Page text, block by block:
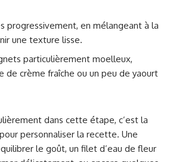
progressivement, en mélangeant à la
une texture lisse.
particulièrement moelleux,
de crème fraîche ou un peu de yaourt
dans cette étape, c’est la
personnaliser la recette. Une
le goût, un filet d’eau de fleur